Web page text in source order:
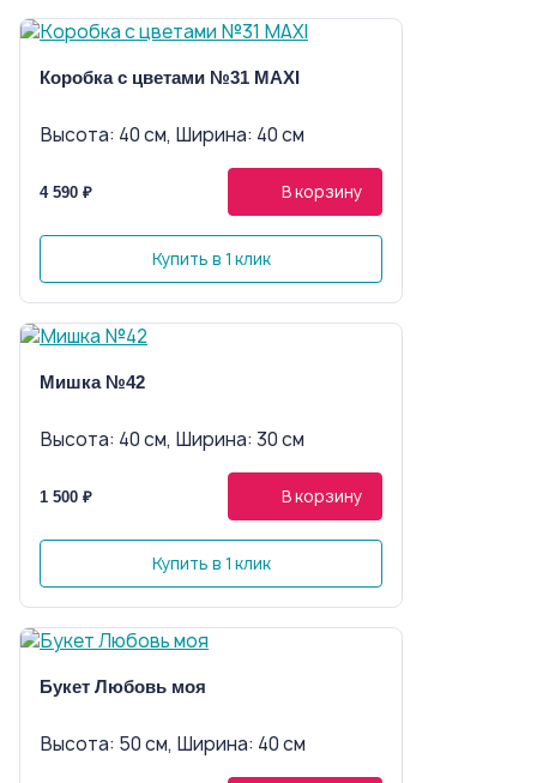
Коробка с цветами №31 MAXI
Высота: 40 см, Ширина: 40 см
4 590 ₽ В корзину
Купить в 1 клик
Мишка №42
Высота: 40 см, Ширина: 30 см
1 500 ₽ В корзину
Купить в 1 клик
Букет Любовь моя
Высота: 50 см, Ширина: 40 см